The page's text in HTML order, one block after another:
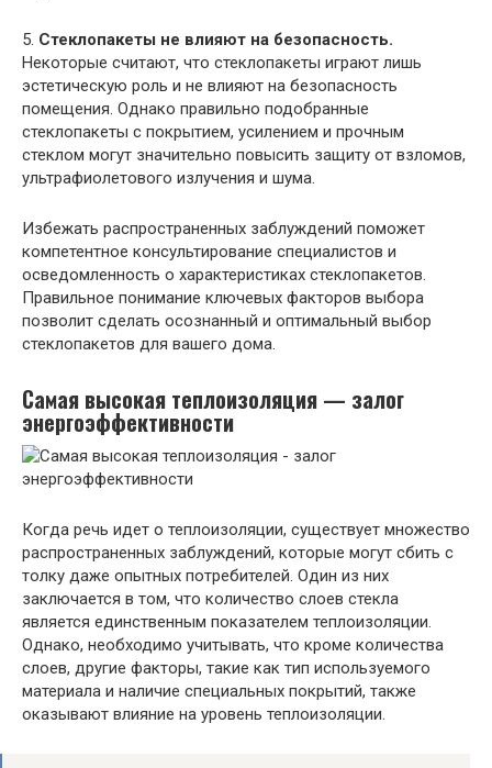
5. Стеклопакеты не влияют на безопасность.
Некоторые считают, что стеклопакеты играют лишь
эстетическую роль и не влияют на безопасность
помещения. Однако правильно подобранные
стеклопакеты с покрытием, усилением и прочным
стеклом могут значительно повысить защиту от взломов,
ультрафиолетового излучения и шума.
Избежать распространенных заблуждений поможет
компетентное консультирование специалистов и
осведомленность о характеристиках стеклопакетов.
Правильное понимание ключевых факторов выбора
позволит сделать осознанный и оптимальный выбор
стеклопакетов для вашего дома.
Самая высокая теплоизоляция — залог
энергоэффективности
Когда речь идет о теплоизоляции, существует множество
распространенных заблуждений, которые могут сбить с
толку даже опытных потребителей. Один из них
заключается в том, что количество слоев стекла
является единственным показателем теплоизоляции.
Однако, необходимо учитывать, что кроме количества
слоев, другие факторы, такие как тип используемого
материала и наличие специальных покрытий, также
оказывают влияние на уровень теплоизоляции.